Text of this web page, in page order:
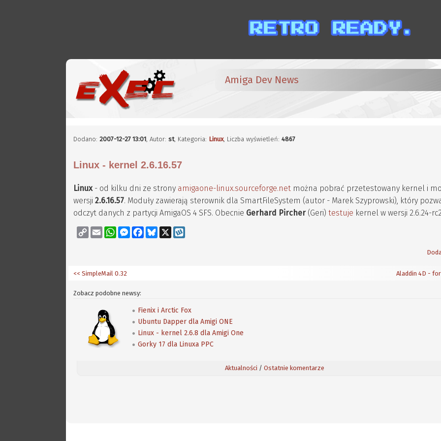
Amiga Dev News
Dodano:2007-12-27 13:01,Autor:st, Kategoria: Linux, Liczba wyświetleń:4867
Linux - kernel 2.6.16.57
Linux- od kilku dni ze strony amigaone-linux.sourceforge.net można pobrać przetestowany kernel i
wersji2.6.16.57. Moduły zawierają sterownik dla SmartFileSystem (autor - Marek Szyprowski), który
odczyt danych z partycji AmigaOS 4 SFS. Obecnie Gerhard Pircher(Geri)testuje kernel w wersji 2.6.24-
Copy
Link
Email WhatsAppMessenger
FacebookBluesky
X
Aladdin 4D -
<< SimpleMail 0.32
Zobacz podobne newsy:
Fienix i Arctic Fox
Ubuntu Dapper dla Amigi ONE
Linux - kernel 2.6.8 dla Amigi One
Gorky 17 dla Linuxa PPC
Aktualności / Ostatnie komentarze